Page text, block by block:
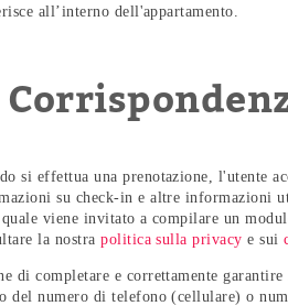
all’interno dell'appartamento.
si effettua una prenotazione, l'utente
su check-in e altre informazioni
viene invitato a compilare un
la nostrapolitica sulla privacy e sui
di completare e correttamente
del numero di telefono (cellulare) o